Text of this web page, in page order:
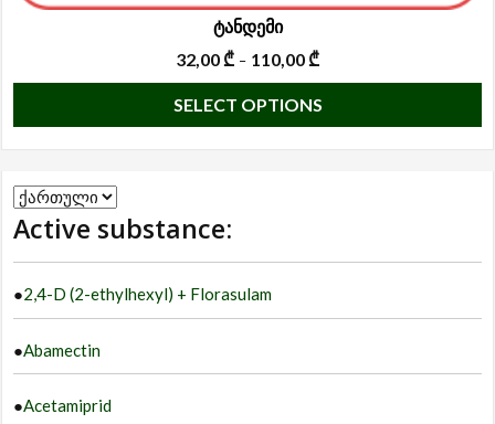
ტანდემი
32,00₾ – 110,00₾
SELECT OPTIONS
Choose
a
Active substance:
●2,4-D (2-ethylhexyl) + Florasulam
●Abamectin
●Acetamiprid